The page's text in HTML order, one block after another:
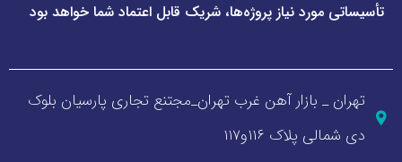
نیاز پروژه‌ها، شریک قابل اعتماد شما خواهد بود
بازار آهن غرب تهران_مجتنع تجاری پارسیان بلوک
۱۱۶و۱۱۷